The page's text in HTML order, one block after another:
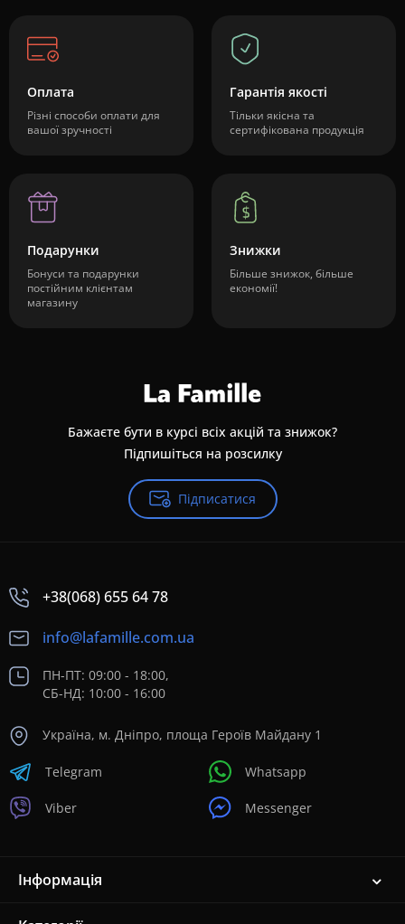
Оплата
Різні способи оплати для
вашої зручності
Гарантія якості
Тільки якісна та
сертифікована продукція
Подарунки
Бонуси та подарунки
постійним клієнтам
магазину
Знижки
Більше знижок, більше
економії!
Бажаєте бути в курсі всіх акцій та знижок?
Підпишіться на розсилку
Підписатися
+38(068) 655 64 78
info@lafamille.com.ua
ПН-ПТ: 09:00 - 18:00,
СБ-НД: 10:00 - 16:00
Україна, м. Дніпро, площа Героїв Майдану 1
Telegram
Viber
Whatsapp
Messenger
Інформація